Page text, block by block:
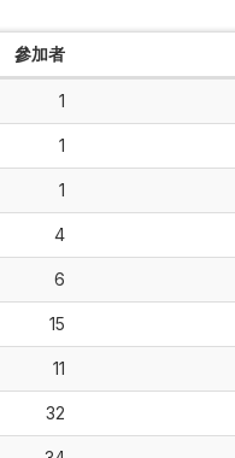
參加者
1
1
1
4
6
15
11
32